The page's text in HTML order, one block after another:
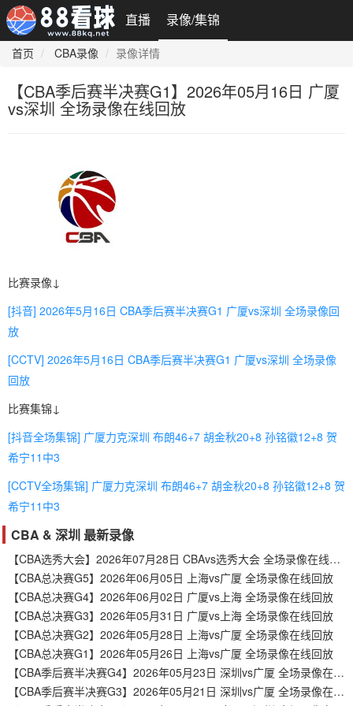
直播 录像/集锦
首页 CBA录像 录像详情
【CBA季后赛半决赛G1】2026年05月16日 广厦
vs深圳 全场录像在线回放
比赛录像↓
[抖音] 2026年5月16日 CBA季后赛半决赛G1 广厦vs深圳 全场录像回
放
[CCTV] 2026年5月16日 CBA季后赛半决赛G1 广厦vs深圳 全场录像
回放
比赛集锦↓
[抖音全场集锦] 广厦力克深圳 布朗46+7 胡金秋20+8 孙铭徽12+8 贺
希宁11中3
[CCTV全场集锦] 广厦力克深圳 布朗46+7 胡金秋20+8 孙铭徽12+8 贺
希宁11中3
CBA & 深圳 最新录像
【CBA选秀大会】2026年07月28日 CBAvs选秀大会 全场录像在线回放
【CBA总决赛G5】2026年06月05日 上海vs广厦 全场录像在线回放
【CBA总决赛G4】2026年06月02日 广厦vs上海 全场录像在线回放
【CBA总决赛G3】2026年05月31日 广厦vs上海 全场录像在线回放
【CBA总决赛G2】2026年05月28日 上海vs广厦 全场录像在线回放
【CBA总决赛G1】2026年05月26日 上海vs广厦 全场录像在线回放
【CBA季后赛半决赛G4】2026年05月23日 深圳vs广厦 全场录像在线回放
【CBA季后赛半决赛G3】2026年05月21日 深圳vs广厦 全场录像在线回放